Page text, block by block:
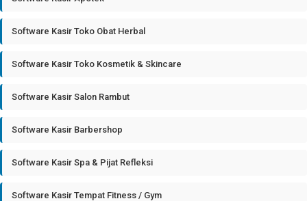
Software Kasir Toko Obat Herbal
Software Kasir Toko Kosmetik & Skincare
Software Kasir Salon Rambut
Software Kasir Barbershop
Software Kasir Spa & Pijat Refleksi
Software Kasir Tempat Fitness / Gym